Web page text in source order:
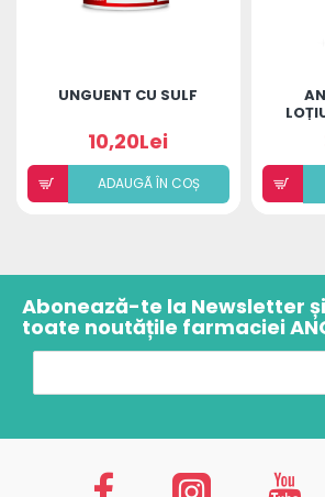
UNGUENT CU SULF
10,20Lei
ADAUGÃ ÎN COȘ
Abonează-te la Newsletter
toate noutățile farmaciei